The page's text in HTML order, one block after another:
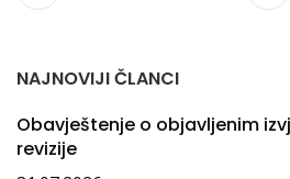
NAJNOVIJI ČLANCI
Obavještenje o objavljenim
revizije